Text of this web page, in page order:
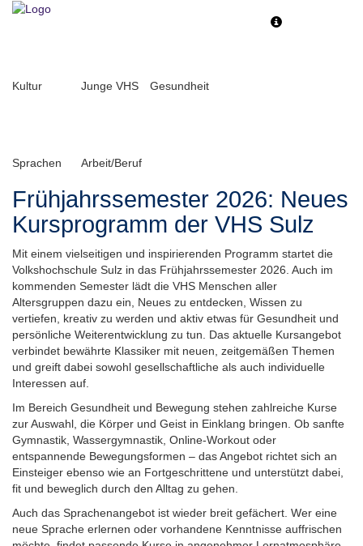
Toggle
Kultur Junge VHS Gesundheit
Sprachen Arbeit/Beruf
Frühjahrssemester 2026: Neues
Kursprogramm der VHS Sulz
Mit einem vielseitigen und inspirierenden Programm startet die
Volkshochschule Sulz in das Frühjahrssemester 2026. Auch im
kommenden Semester lädt die VHS Menschen aller
Altersgruppen dazu ein, Neues zu entdecken, Wissen zu
vertiefen, kreativ zu werden und aktiv etwas für Gesundheit und
persönliche Weiterentwicklung zu tun. Das aktuelle Kursangebot
verbindet bewährte Klassiker mit neuen, zeitgemäßen Themen
und greift dabei sowohl gesellschaftliche als auch individuelle
Interessen auf.
Im Bereich Gesundheit und Bewegung stehen zahlreiche Kurse
zur Auswahl, die Körper und Geist in Einklang bringen. Ob sanfte
Gymnastik, Wassergymnastik, Online-Workout oder
entspannende Bewegungsformen – das Angebot richtet sich an
Einsteiger ebenso wie an Fortgeschrittene und unterstützt dabei,
fit und beweglich durch den Alltag zu gehen.
Auch das Sprachenangebot ist wieder breit gefächert. Wer eine
neue Sprache erlernen oder vorhandene Kenntnisse auffrischen